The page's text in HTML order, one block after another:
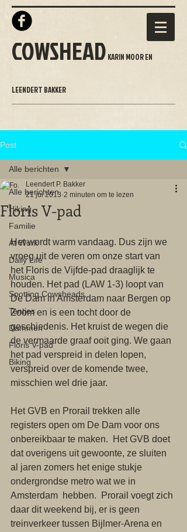
COWSHEAD KARIN MOOR EN
LEENDERT BAKKER
Post
Alle berichten
Hiking
Familie
At Work
Daily Life
Musica
Spotting Cowsheads
Tentjes
Dammen
Floris V-pad
Biking
Alle berichten
Floris V-pad
Leendert P. Bakker
21 jul 2013 2 minuten om te lezen
Het wordt warm vandaag. Dus zijn we
vroeg uit de veren om onze start van
het Floris de Vijfde-pad draaglijk te
houden. Het pad (LAW 1-3) loopt van
De Dam in Amsterdam naar Bergen op
Zoom en is een tocht door de
geschiedenis. Het kruist de wegen die
de vermaarde graaf ooit ging. We gaan
het pad verspreid in delen lopen,
verspreid over de komende twee,
misschien wel drie jaar.
Het GVB en Prorail trekken alle
registers open om De Dam voor ons
onbereikbaar te maken.  Het GVB doet
dat overigens uit gewoonte, ze sluiten
al jaren zomers het enige stukje
ondergrondse metro wat we in
Amsterdam  hebben.  Prorail voegt zich
daar dit weekend bij, er is geen
treinverkeer tussen Bijlmer-Arena en